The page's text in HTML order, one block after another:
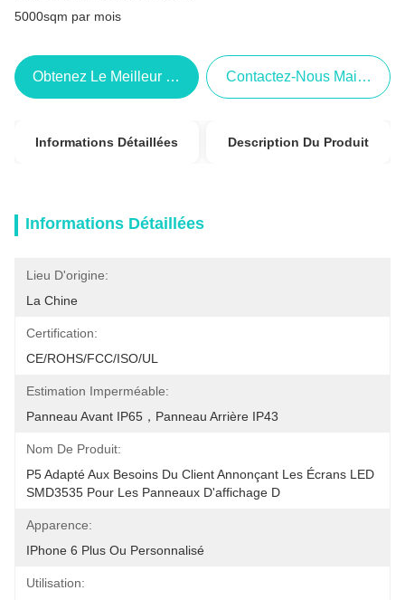
5000sqm par mois
Obtenez Le Meilleur Prix Contactez-Nous Maintenant
Informations Détaillées Description Du Produit
Informations Détaillées
Lieu D'origine:
La Chine
Certification:
CE/ROHS/FCC/ISO/UL
Estimation Imperméable:
Panneau Avant IP65，Panneau Arrière IP43
Nom De Produit:
P5 Adapté Aux Besoins Du Client Annonçant Les Écrans LED
SMD3535 Pour Les Panneaux D'affichage D
Apparence:
IPhone 6 Plus Ou Personnalisé
Utilisation: